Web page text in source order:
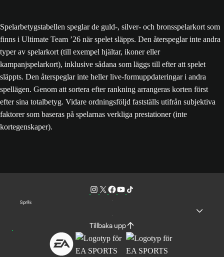
Spelarbetygstabellen speglar de guld-, silver- och bronsspelarkort som
finns i Ultimate Team ’26 när spelet släpps. Den återspeglar inte andra
typer av spelarkort (till exempel hjältar, ikoner eller
kampanjspelarkort), inklusive sådana som läggs till efter att spelet
släppts. Den återspeglar inte heller live-formuppdateringar i andra
spellägen. Genom att sortera efter rankning arrangeras korten först
efter sina totalbetyg. Vidare ordningsföljd fastställs utifrån subjektiva
faktorer som baseras på spelarnas verkliga prestationer (inte
kortegenskaper).
Språk
Tillbaka upp